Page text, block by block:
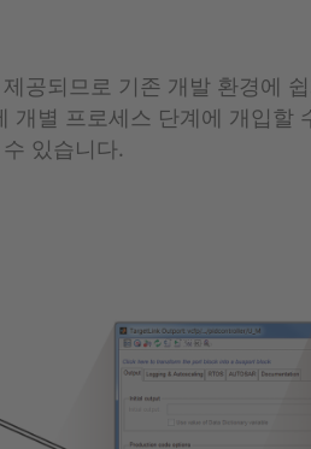
공되므로 기존 개발 환경에
별 프로세스 단계에 개입할
있습니다.